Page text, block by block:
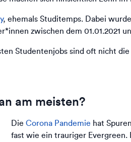
, ehemals Studitemps. Dabei
zwischen dem 01.01.2021
Studentenjobs sind oft nicht
am meisten?
Die Corona Pandemie hat
fast wie ein trauriger Evergreen.